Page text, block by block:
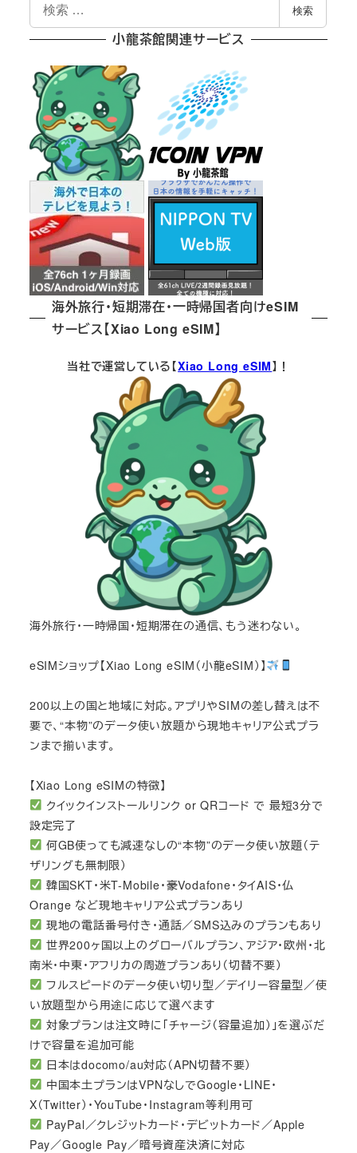
索
検索
小龍茶館関連サービス
海外旅行・短期滞在・一時帰国者向けeSIM
サービス【Xiao Long eSIM】
当社で運営している【Xiao Long eSIM】！
海外旅行・一時帰国・短期滞在の通信、もう迷わない。
eSIMショップ【Xiao Long eSIM（小龍eSIM）】
200以上の国と地域に対応。アプリやSIMの差し替えは不
要で、“本物”のデータ使い放題から現地キャリア公式プラ
ンまで揃います。
【Xiao Long eSIMの特徴】
クイックインストールリンク or QRコード で 最短3分で
設定完了
何GB使っても減速なしの“本物”のデータ使い放題（テ
ザリングも無制限）
韓国SKT・米T-Mobile・豪Vodafone・タイAIS・仏
Orange など現地キャリア公式プランあり
現地の電話番号付き・通話／SMS込みのプランもあり
世界200ヶ国以上のグローバルプラン、アジア・欧州・北
南米・中東・アフリカの周遊プランあり（切替不要）
フルスピードのデータ使い切り型／デイリー容量型／使
い放題型から用途に応じて選べます
対象プランは注文時に「チャージ（容量追加）」を選ぶだ
けで容量を追加可能
日本はdocomo/au対応（APN切替不要）
中国本土プランはVPNなしでGoogle・LINE・
X（Twitter）・YouTube・Instagram等利用可
PayPal／クレジットカード・デビットカード／Apple
Pay／Google Pay／暗号資産決済に対応